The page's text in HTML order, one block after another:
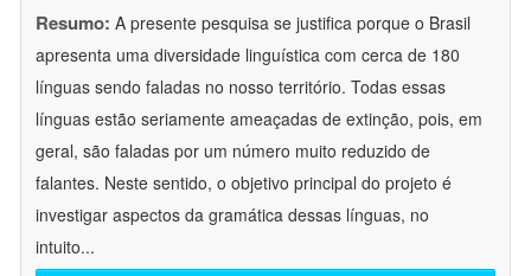
Resumo: A presente pesquisa se justifica porque o Brasil
apresenta uma diversidade linguística com cerca de 180
línguas sendo faladas no nosso território. Todas essas
línguas estão seriamente ameaçadas de extinção, pois, em
geral, são faladas por um número muito reduzido de
falantes. Neste sentido, o objetivo principal do projeto é
investigar aspectos da gramática dessas línguas, no
intuito...